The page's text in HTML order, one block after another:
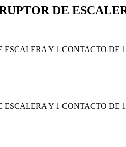
DE
Y 1 CONTACTO DE
Y 1 CONTACTO DE